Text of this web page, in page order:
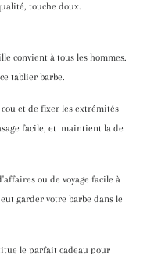
touche doux.
convient à tous les hommes.
tablier barbe.
et de fixer les extrémités
facile, et maintient la de
ou de voyage facile à
garder votre barbe dans le
le parfait cadeau pour